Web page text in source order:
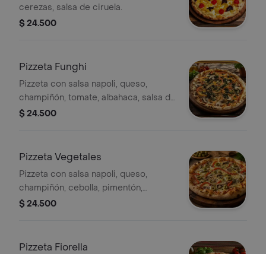
cerezas, salsa de ciruela.
$ 24.500
Pizzeta Funghi
Pizzeta con salsa napoli, queso,
champiñón, tomate, albahaca, salsa de
ajo en aceite de oliva.
$ 24.500
Pizzeta Vegetales
Pizzeta con salsa napoli, queso,
champiñón, cebolla, pimentón,
aceituna.
$ 24.500
Pizzeta Fiorella